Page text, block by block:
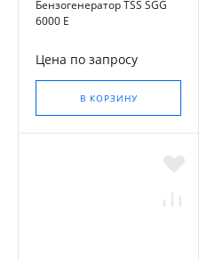
Бензогенератор TSS SGG
6000 E
Цена по запросу
В КОРЗИНУ